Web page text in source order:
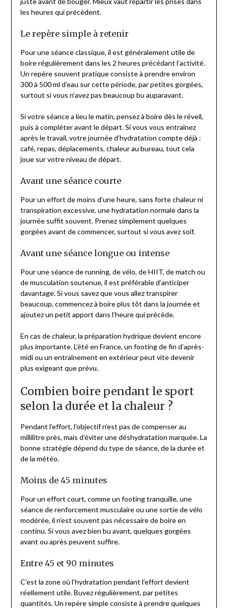
les heures qui précèdent.
Le repère simple à retenir
Pour une séance classique, il est généralement utile de
boire régulièrement dans les 2 heures précédant l’activité.
Un repère souvent pratique consiste à prendre environ
300 à 500 ml d’eau sur cette période, par petites gorgées,
surtout si vous n’avez pas beaucoup bu auparavant.
Si votre séance a lieu le matin, pensez à boire dès le réveil,
puis à compléter avant le départ. Si vous vous entraînez
après le travail, votre journée d’hydratation compte déjà :
café, repas, déplacements, chaleur au bureau, tout cela
joue sur votre niveau de départ.
Avant une séance courte
Pour un effort de moins d’une heure, sans forte chaleur ni
transpiration excessive, une hydratation normale dans la
journée suffit souvent. Prenez simplement quelques
gorgées avant de commencer, surtout si vous avez soif.
Avant une séance longue ou intense
Pour une séance de running, de vélo, de HIIT, de match ou
de musculation soutenue, il est préférable d’anticiper
davantage. Si vous savez que vous allez transpirer
beaucoup, commencez à boire plus tôt dans la journée et
ajoutez un petit apport dans l’heure qui précède.
En cas de chaleur, la préparation hydrique devient encore
plus importante. L’été en France, un footing de fin d’après-
midi ou un entraînement en extérieur peut vite devenir
plus exigeant que prévu.
Combien boire pendant le sport
selon la durée et la chaleur ?
Pendant l’effort, l’objectif n’est pas de compenser au
millilitre près, mais d’éviter une déshydratation marquée. La
bonne stratégie dépend du type de séance, de la durée et
de la météo.
Moins de 45 minutes
Pour un effort court, comme un footing tranquille, une
séance de renforcement musculaire ou une sortie de vélo
modérée, il n’est souvent pas nécessaire de boire en
continu. Si vous avez bien bu avant, quelques gorgées
avant ou après peuvent suffire.
Entre 45 et 90 minutes
C’est la zone où l’hydratation pendant l’effort devient
réellement utile. Buvez régulièrement, par petites
quantités. Un repère simple consiste à prendre quelques